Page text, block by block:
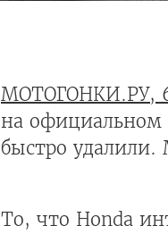
МОТОГОНКИ.РУ,
на официальном
быстро удалили.
То, что Honda